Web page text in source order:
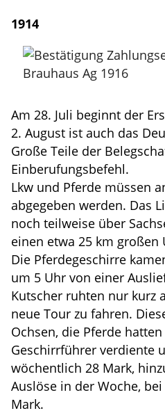
1914
Am 28. Juli beginnt der
2. August ist auch das
Große Teile der
Einberufungsbefehl.
Lkw und Pferde müssen
abgegeben werden. Das
noch teilweise über
einen etwa 25 km großen
Die Pferdegeschirre
um 5 Uhr von einer
Kutscher ruhten nur kurz
neue Tour zu fahren.
Ochsen, die Pferde
Geschirrführer verdiente
wöchentlich 28 Mark,
Auslöse in der Woche,
Mark.